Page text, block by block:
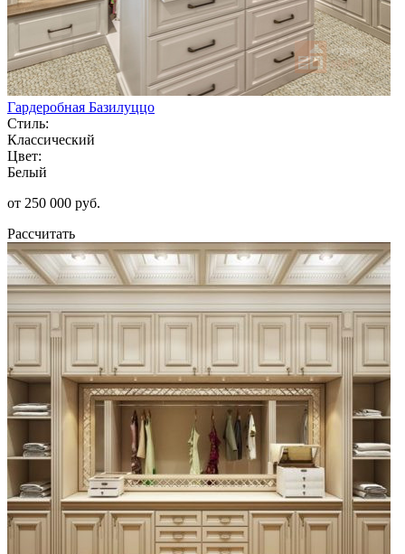
Гардеробная Базилуццо
Стиль:
Классический
Цвет:
Белый
от 250 000 руб.
Рассчитать